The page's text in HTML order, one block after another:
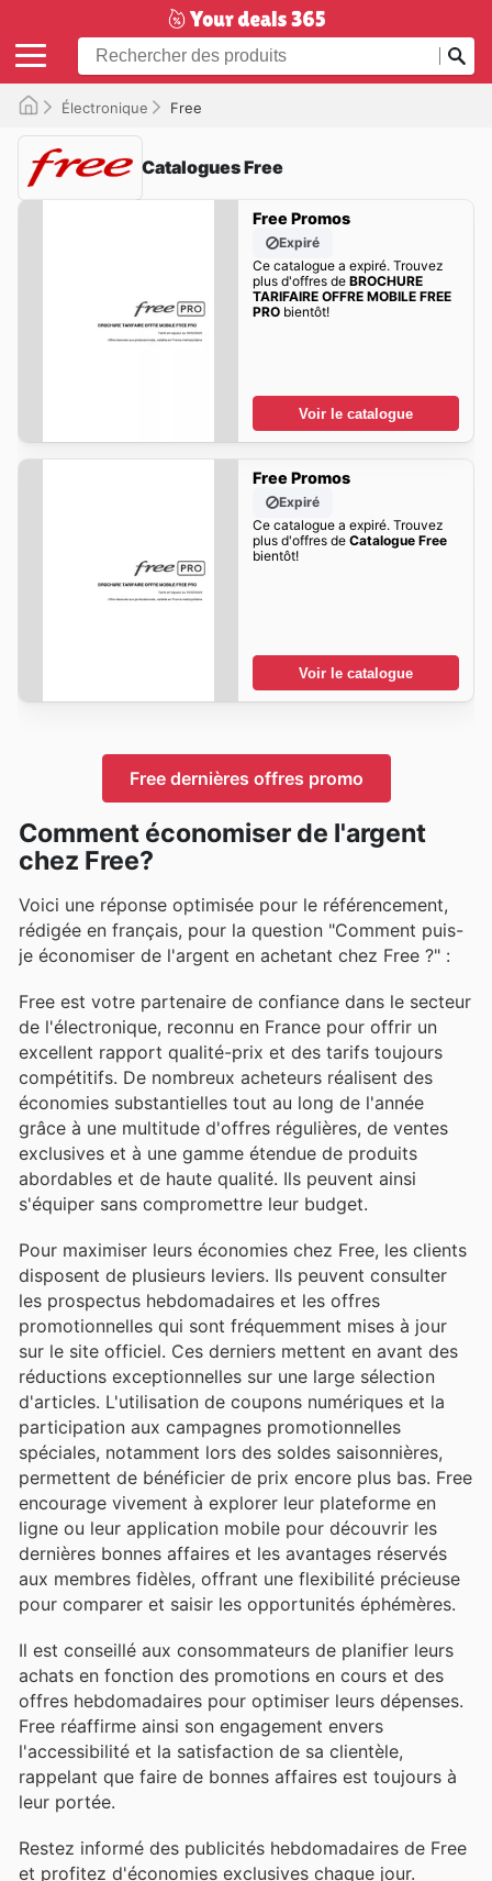
Électronique Free
Catalogues Free
Free Promos
Expiré
Ce catalogue a expiré. Trouvez
plus d'offres de BROCHURE
TARIFAIRE OFFRE MOBILE FREE
PRObientôt!
Voir le catalogue
Free Promos
Expiré
Ce catalogue a expiré. Trouvez
plus d'offres de Catalogue Free
bientôt!
Voir le catalogue
Free dernières offres promo
Comment économiser de l'argent
chez Free?
Voici une réponse optimisée pour le référencement,
rédigée en français, pour la question "Comment puis-
je économiser de l'argent en achetant chez Free ?" :
Free est votre partenaire de confiance dans le secteur
de l'électronique, reconnu en France pour offrir un
excellent rapport qualité-prix et des tarifs toujours
compétitifs. De nombreux acheteurs réalisent des
économies substantielles tout au long de l'année
grâce à une multitude d'offres régulières, de ventes
exclusives et à une gamme étendue de produits
abordables et de haute qualité. Ils peuvent ainsi
s'équiper sans compromettre leur budget.
Pour maximiser leurs économies chez Free, les clients
disposent de plusieurs leviers. Ils peuvent consulter
les prospectus hebdomadaires et les offres
promotionnelles qui sont fréquemment mises à jour
sur le site officiel. Ces derniers mettent en avant des
réductions exceptionnelles sur une large sélection
d'articles. L'utilisation de coupons numériques et la
participation aux campagnes promotionnelles
spéciales, notamment lors des soldes saisonnières,
permettent de bénéficier de prix encore plus bas. Free
encourage vivement à explorer leur plateforme en
ligne ou leur application mobile pour découvrir les
dernières bonnes affaires et les avantages réservés
aux membres fidèles, offrant une flexibilité précieuse
pour comparer et saisir les opportunités éphémères.
Il est conseillé aux consommateurs de planifier leurs
achats en fonction des promotions en cours et des
offres hebdomadaires pour optimiser leurs dépenses.
Free réaffirme ainsi son engagement envers
l'accessibilité et la satisfaction de sa clientèle,
rappelant que faire de bonnes affaires est toujours à
leur portée.
Restez informé des publicités hebdomadaires de Free
et profitez d'économies exclusives chaque jour.